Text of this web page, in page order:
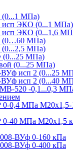
МПа)
ЭКО (0...1 МПа)
ЭКО (0...1,6
(0…60 МПа)
МПа)
МПа)
(0...25 МПа)
исп 2 (0...25
исп 2 (0...40
520 -0,1...0,3
0,4 МПа М20х1,5-
40 МПа М20х1,5
ВУф 0-160 кПа
ВУф 0-400 кПа